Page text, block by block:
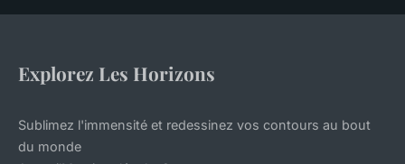
Explorez Les Horizons
Sublimez l'immensité et redessinez vos contours au bout
du monde